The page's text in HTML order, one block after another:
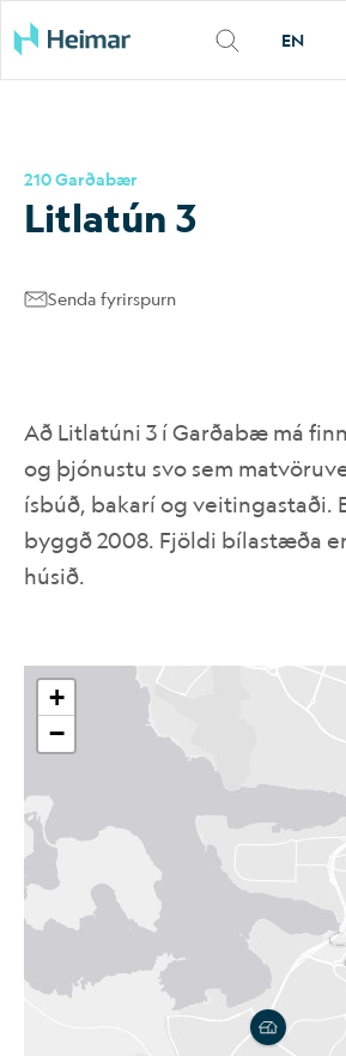
EN
Þjónusta
Kjarnasvæði
Um okkur
Mínar síður
210 Garðabær
Litla­tún 3
Senda fyrirspurn
Að Litlatúni 3 í Garðabæ má
og þjónustu svo sem
ísbúð, bakarí og veitingastaði.
byggð 2008. Fjöldi bílastæða
húsið.
+
−